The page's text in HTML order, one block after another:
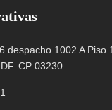
despacho 1002 A
CP 03230